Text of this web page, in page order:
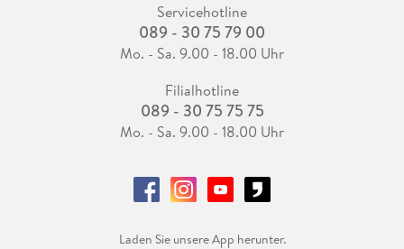
Servicehotline
089 - 30 75 79 00
Mo. - Sa. 9.00 - 18.00 Uhr
Filialhotline
089 - 30 75 75 75
Mo. - Sa. 9.00 - 18.00 Uhr
Laden Sie unsere App herunter.